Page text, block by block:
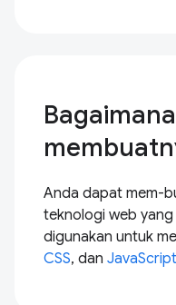
Anda dapat mem-
teknologi web
digunakan untuk
CSS, dan JavaScript